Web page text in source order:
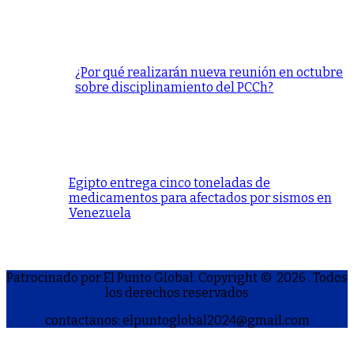
¿Por qué realizarán nueva reunión en octubre
sobre disciplinamiento del PCCh?
Egipto entrega cinco toneladas de
medicamentos para afectados por sismos en
Venezuela
Patrocinado por El Punto Global. Copyright © 2026 . Todos
los derechos reservados
contactanos: elpuntoglobal2024@gmail.com